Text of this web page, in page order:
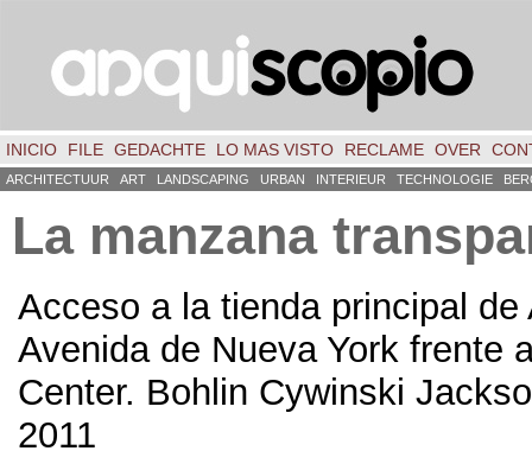
INICIO FILE GEDACHTE LO MAS VISTO RECLAME OVER
ARCHITECTUUR ART LANDSCAPING URBAN INTERIEUR TECHNOLOGIE
La manzana
Acceso a la tienda principal de
Avenida de Nueva York frente
Center. Bohlin Cywinski
2011